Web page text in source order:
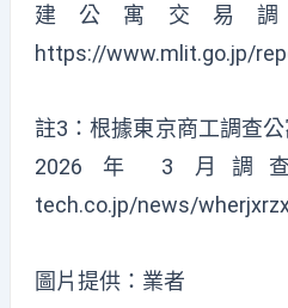
建公寓交易
https://www.mlit.go.jp/
註3：根據東京商工調查
2026 年 3 月調
tech.co.jp/news/
圖片提供：業者